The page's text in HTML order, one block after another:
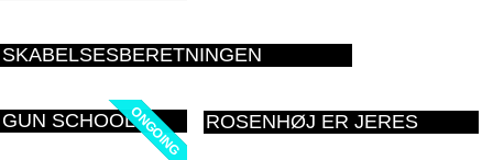
SKABELSESBERETNINGEN
ONGOING
ONGOING
GUN SCHOOL ROSENHØJ ER JERES